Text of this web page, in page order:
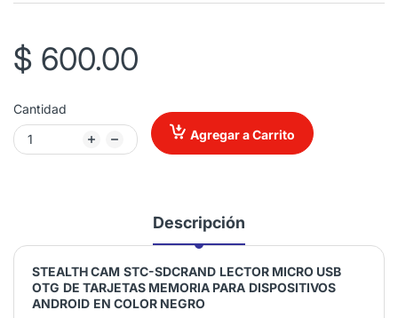
$ 600.00
Cantidad
Agregar a Carrito
Descripción
STEALTH CAM STC-SDCRAND LECTOR MICRO USB
OTG DE TARJETAS MEMORIA PARA DISPOSITIVOS
ANDROID EN COLOR NEGRO